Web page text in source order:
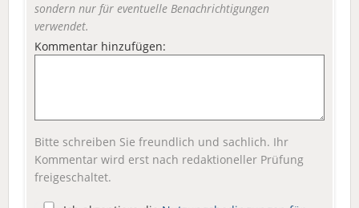
sondern nur für eventuelle Benachrichtigungen
verwendet.
Kommentar hinzufügen:
Bitte schreiben Sie freundlich und sachlich. Ihr
Kommentar wird erst nach redaktioneller Prüfung
freigeschaltet.